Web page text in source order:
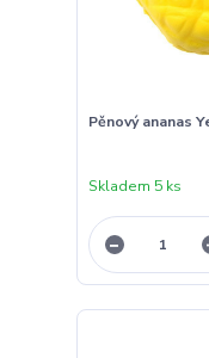
Pěnový ananas
Skladem 5 ks